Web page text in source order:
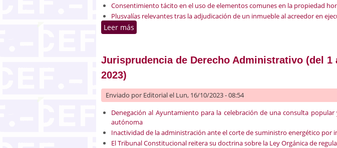
Consentimiento tácito en el uso de elementos comunes en la propiedad
Plusvalías relevantes tras la adjudicación de un inmueble al acreedor en
Leer más
Jurisprudencia de Derecho Administrativo (del 1
2023)
Enviado por Editorialel Lun, 16/10/2023 - 08:54
Denegación al Ayuntamiento para la celebración de una consulta
autónoma
Inactividad de la administración ante el corte de suministro energético por
El Tribunal Constitucional reitera su doctrina sobre la Ley Orgánica de